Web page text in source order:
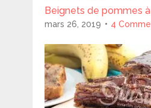
Beignets de pommes
mars 26, 2019 4